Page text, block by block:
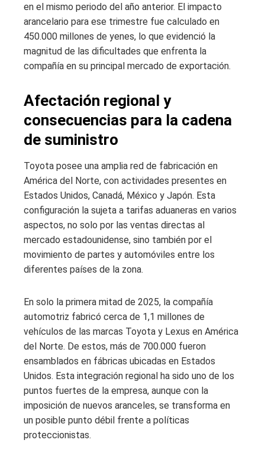
en el mismo periodo del año anterior. El impacto
arancelario para ese trimestre fue calculado en
450.000 millones de yenes, lo que evidenció la
magnitud de las dificultades que enfrenta la
compañía en su principal mercado de exportación.
Afectación regional y
consecuencias para la cadena
de suministro
Toyota posee una amplia red de fabricación en
América del Norte, con actividades presentes en
Estados Unidos, Canadá, México y Japón. Esta
configuración la sujeta a tarifas aduaneras en varios
aspectos, no solo por las ventas directas al
mercado estadounidense, sino también por el
movimiento de partes y automóviles entre los
diferentes países de la zona.
En solo la primera mitad de 2025, la compañía
automotriz fabricó cerca de 1,1 millones de
vehículos de las marcas Toyota y Lexus en América
del Norte. De estos, más de 700.000 fueron
ensamblados en fábricas ubicadas en Estados
Unidos. Esta integración regional ha sido uno de los
puntos fuertes de la empresa, aunque con la
imposición de nuevos aranceles, se transforma en
un posible punto débil frente a políticas
proteccionistas.